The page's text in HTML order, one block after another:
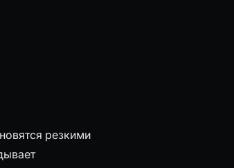
резкими